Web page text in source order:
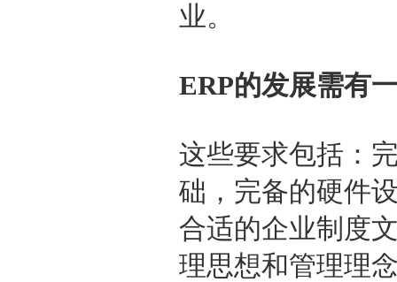
业。
ERP的发展需有
这些要求包括：
础，完备的硬件
合适的企业制度
理思想和管理理